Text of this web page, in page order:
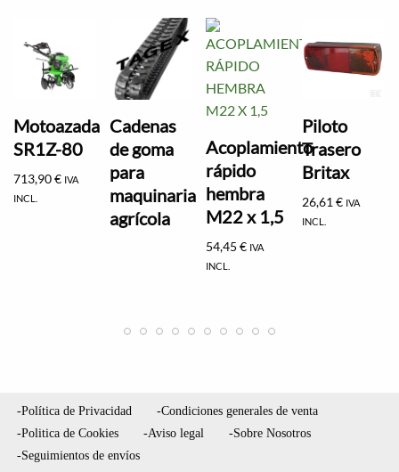
Motoazada
SR1Z-80
713,90€ IVA
INCL.
Cadenas
de goma
para
maquinaria
agrícola
Acoplamiento
rápido
hembra
M22 x 1,5
54,45€ IVA
INCL.
Piloto
Trasero
Britax
26,61€ IVA
INCL.
-Política de Privacidad
-Condiciones generales de venta
-Politica de Cookies
-Aviso legal
-Sobre Nosotros
-Seguimientos de envíos